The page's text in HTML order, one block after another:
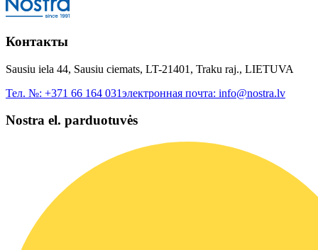
Контакты
Sausiu iela 44, Sausiu ciemats, LT-21401, Traku raj., LIETUVA
Тел. №: +371 66 164 031электронная почта: info@nostra.lv
Nostra el. parduotuvės